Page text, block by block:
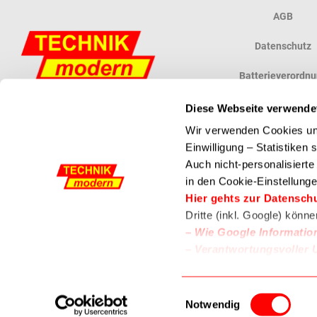
Diese Webseite
Wir verwenden Cookies
Einwilligung – Statistiken
Auch nicht-
in den Cookie-
Hier gehts zur
Dritte (inkl. Google)
– Wie Google
Verantwortungsvoller
Einwilligungsauswahl
Notwendig
AGB
Datenschutz
Powered by ETRON - Onlineshop, Warenwirtschaft und Kassensysteme